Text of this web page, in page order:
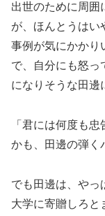
出世のために周囲
が、ほんとうはい
事例が気にかかり
で、自分にも怒っ
になりそうな田邊
「君には何度も
かも、田邊の弾く
でも田邊は、やっ
大学に寄贈しろと